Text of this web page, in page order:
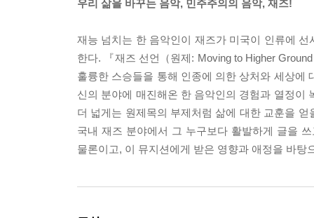
우리 삶을 바꾸는 음악, 민주주의의 음악, 재즈!
재능 넘치는 한 음악인이 재즈가 미국이 인류에
한다. 『재즈 선언（원제: Moving to Higher
훌륭한 스승들을 통해 인종에 의한 상처와 세상에
신의 분야에 매진해온 한 음악인의 경험과 열정이
더 넓게는 원제목의 부제처럼 삶에 대한 교훈을
국내 재즈 분야에서 그 누구보다 활발하게 글을
물론이고, 이 뮤지션에게 받은 영향과 애정을 바